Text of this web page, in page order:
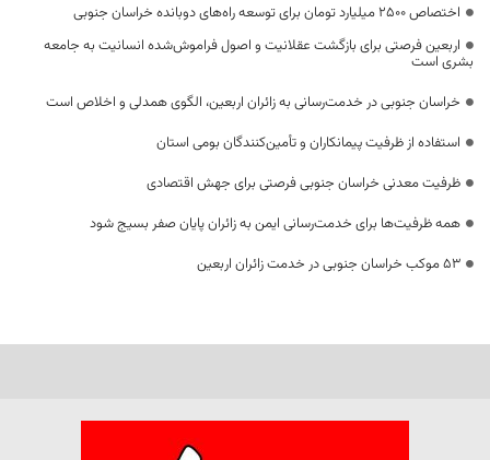
اختصاص 2500 میلیارد تومان برای توسعه راه‌های دوبانده خراسان جنوبی
اربعین فرصتی برای بازگشت عقلانیت و اصول فراموش‌شده انسانیت به جامعه
بشری است
خراسان جنوبی در خدمت‌رسانی به زائران اربعین، الگوی همدلی و اخلاص است
استفاده از ظرفیت پیمانکاران و تأمین‌کنندگان بومی استان
ظرفیت معدنی خراسان جنوبی فرصتی برای جهش اقتصادی
همه ظرفیت‌ها برای خدمت‌رسانی ایمن به زائران پایان صفر بسیج شود
53 موکب خراسان جنوبی در خدمت زائران اربعین